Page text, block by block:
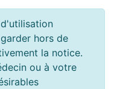
hors de
la notice.
ou à votre